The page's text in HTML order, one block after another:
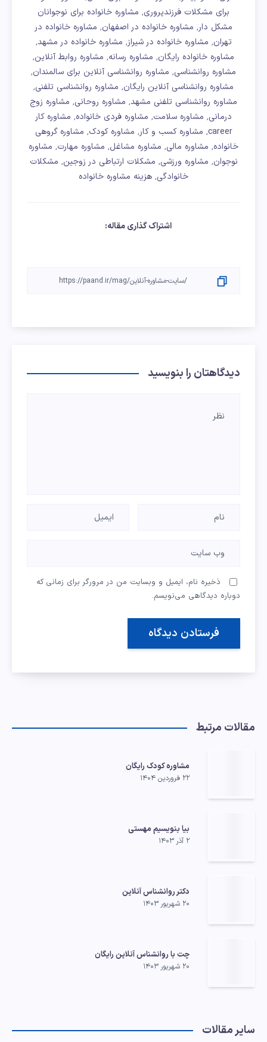
برای مشکلات فرزندپروری, مشاوره خانواده برای نوجوانان
مشکل دار, مشاوره خانواده در اصفهان, مشاوره خانواده در
تهران, مشاوره خانواده در شیراز, مشاوره خانواده در مشهد,
مشاوره خانواده رایگان, مشاوره رسانه, مشاوره روابط آنلاین,
مشاوره روانشناسی, مشاوره روانشناسی آنلاین برای سالمندان,
مشاوره روانشناسی آنلاین رایگان, مشاوره روانشناسی تلفنی,
مشاوره روانشناسی تلفنی مشهد, مشاوره روحانی, مشاوره زوج
درمانی, مشاوره سلامت, مشاوره فردی خانواده, مشاوره کار
career
, مشاوره کسب و کار, مشاوره کودک, مشاوره گروهی
خانواده, مشاوره مالی, مشاوره مشاغل, مشاوره مهارت, مشاوره
نوجوان, مشاوره ورزشی, مشکلات ارتباطی در زوجین, مشکلات
خانوادگی, هزینه مشاوره خانواده
اشتراک گذاری مقاله:
دیدگاهتان را بنویسید
ذخیره نام، ایمیل و وبسایت من در مرورگر برای زمانی که
دوباره دیدگاهی می‌نویسم.
مقالات مرتبط
مشاوره کودک رایگان
۲۲ فروردین ۱۴۰۴
بیا بنویسیم مهستی
۲ آذر ۱۴۰۳
دکتر روانشناس آنلاین
۲۰ شهریور ۱۴۰۳
چت با روانشناس آنلاین رایگان
۲۰ شهریور ۱۴۰۳
سایر مقالات